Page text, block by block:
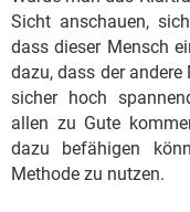
Sicht anschauen,
dass dieser Mensch
dazu, dass der
sicher hoch
allen zu Gute
dazu befähigen
Methode zu nutzen.